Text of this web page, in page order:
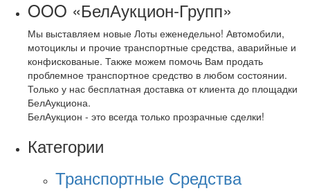
OOO «БелАукцион-Групп»
Мы выставляем новые Лоты еженедельно! Автомобили,
мотоциклы и прочие транспортные средства, аварийные и
конфискованые. Также можем помочь Вам продать
проблемное транспортное средство в любом состоянии.
Только у нас бесплатная доставка от клиента до площадки
БелАукциона.
БелАукцион - это всегда только прозрачные сделки!
Категории
Транспортные Средства